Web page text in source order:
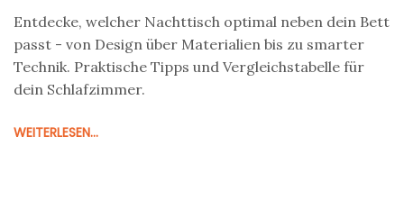
Entdecke, welcher Nachttisch optimal neben dein Bett
passt - von Design über Materialien bis zu smarter
Technik. Praktische Tipps und Vergleichstabelle für
dein Schlafzimmer.
WEITERLESEN...